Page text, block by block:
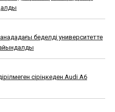
беделді университетте
сіріңкеден Audi A6